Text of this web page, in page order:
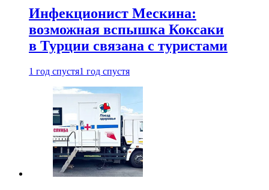
Инфекционист Мескина:
возможная вспышка Коксаки
в Турции связана с туристами
1 год спустя1 год спустя